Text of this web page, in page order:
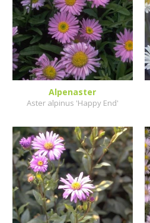
Alpenaster
Aster alpinus 'Happy End'